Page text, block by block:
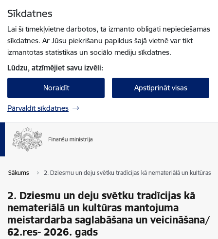
Sīkdatnes
Lai šī tīmekļvietne darbotos, tā izmanto obligāti nepieciešamās
sīkdatnes. Ar Jūsu piekrišanu papildus šajā vietnē var tikt
izmantotas statistikas un sociālo mediju sīkdatnes.
Lūdzu, atzīmējiet savu izvēli:
Noraidīt Apstiprināt visas
Pārvaldīt sīkdatnes
Sākums 2. Dziesmu un deju svētku tradīcijas kā nemateriālā un kultūras
2. Dziesmu un deju svētku tradīcijas kā
nemateriālā un kultūras mantojuma
meistardarba saglabāšana un veicināšana/
62.res- 2026. gads